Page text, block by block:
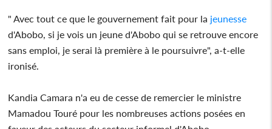
" Avec tout ce que le gouvernement fait pour la jeunesse
d'Abobo, si je vois un jeune d'Abobo qui se retrouve encore
sans emploi, je serai là première à le poursuivre", a-t-elle
ironisé.
Kandia Camara n'a eu de cesse de remercier le ministre
Mamadou Touré pour les nombreuses actions posées en